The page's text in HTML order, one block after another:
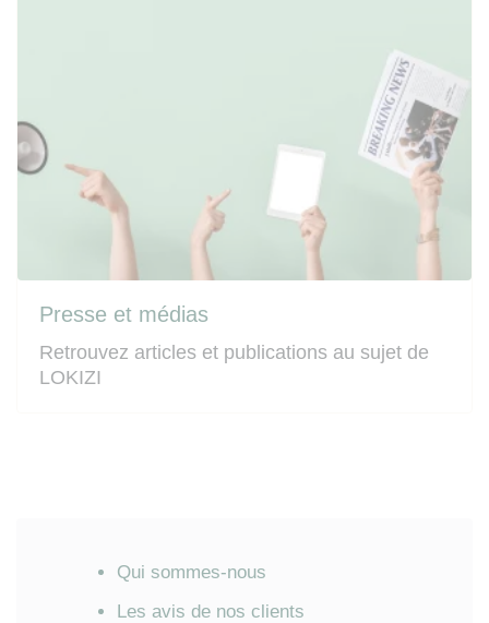
Presse et médias
Retrouvez articles et publications au sujet de
LOKIZI
Qui sommes-nous
Les avis de nos clients